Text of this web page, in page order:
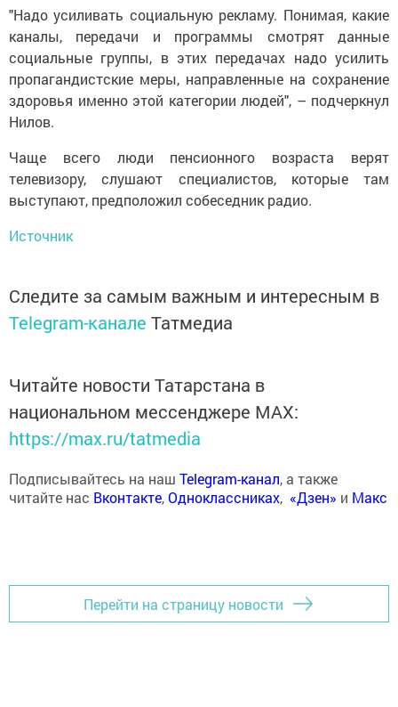
"Надо усиливать социальную рекламу. Понимая, какие
каналы, передачи и программы смотрят данные
социальные группы, в этих передачах надо усилить
пропагандистские меры, направленные на сохранение
здоровья именно этой категории людей", – подчеркнул
Нилов.
Чаще всего люди пенсионного возраста верят
телевизору, слушают специалистов, которые там
выступают, предположил собеседник радио.
Источник
Следите за самым важным и интересным в
Telegram-канале Татмедиа
Читайте новости Татарстана в
национальном мессенджере MАХ:
https://max.ru/tatmedia
Подписывайтесь на наш Telegram-канал, а также
читайте нас Вконтакте,Одноклассниках, «Дзен» и Макс
Перейти на страницу новости